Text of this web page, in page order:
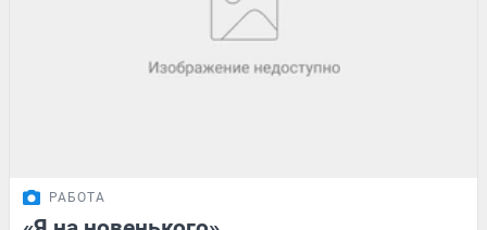
РАБОТА